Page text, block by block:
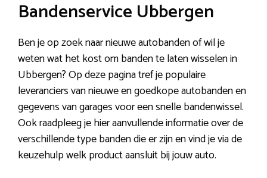
Bandenservice Ubbergen
Ben je op zoek naar nieuwe autobanden of wil je
weten wat het kost om banden te laten wisselen in
Ubbergen? Op deze pagina tref je populaire
leveranciers van nieuwe en goedkope autobanden en
gegevens van garages voor een snelle bandenwissel.
Ook raadpleeg je hier aanvullende informatie over de
verschillende type banden die er zijn en vind je via de
keuzehulp welk product aansluit bij jouw auto.